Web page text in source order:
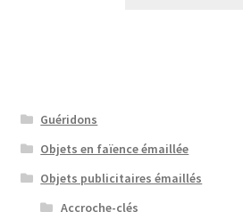
Guéridons
Objets en faïence émaillée
Objets publicitaires émaillés
Accroche-clés